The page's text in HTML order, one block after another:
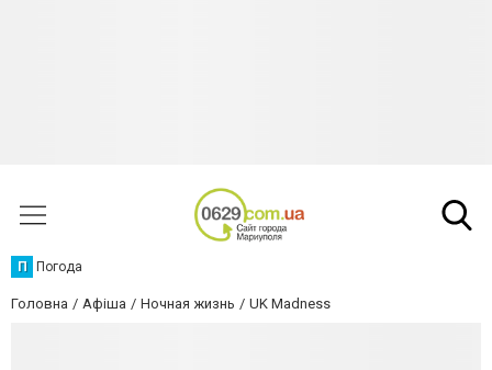
П Погода
Головна Афіша Ночная жизнь UK Madness